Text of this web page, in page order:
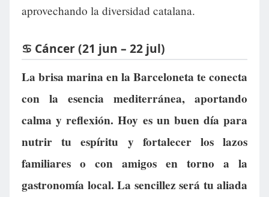
aprovechando la diversidad catalana.
♋ Cáncer (21 jun – 22 jul)
La brisa marina en la Barceloneta te conecta
con la esencia mediterránea, aportando
calma y reflexión. Hoy es un buen día para
nutrir tu espíritu y fortalecer los lazos
familiares o con amigos en torno a la
gastronomía local. La sencillez será tu aliada